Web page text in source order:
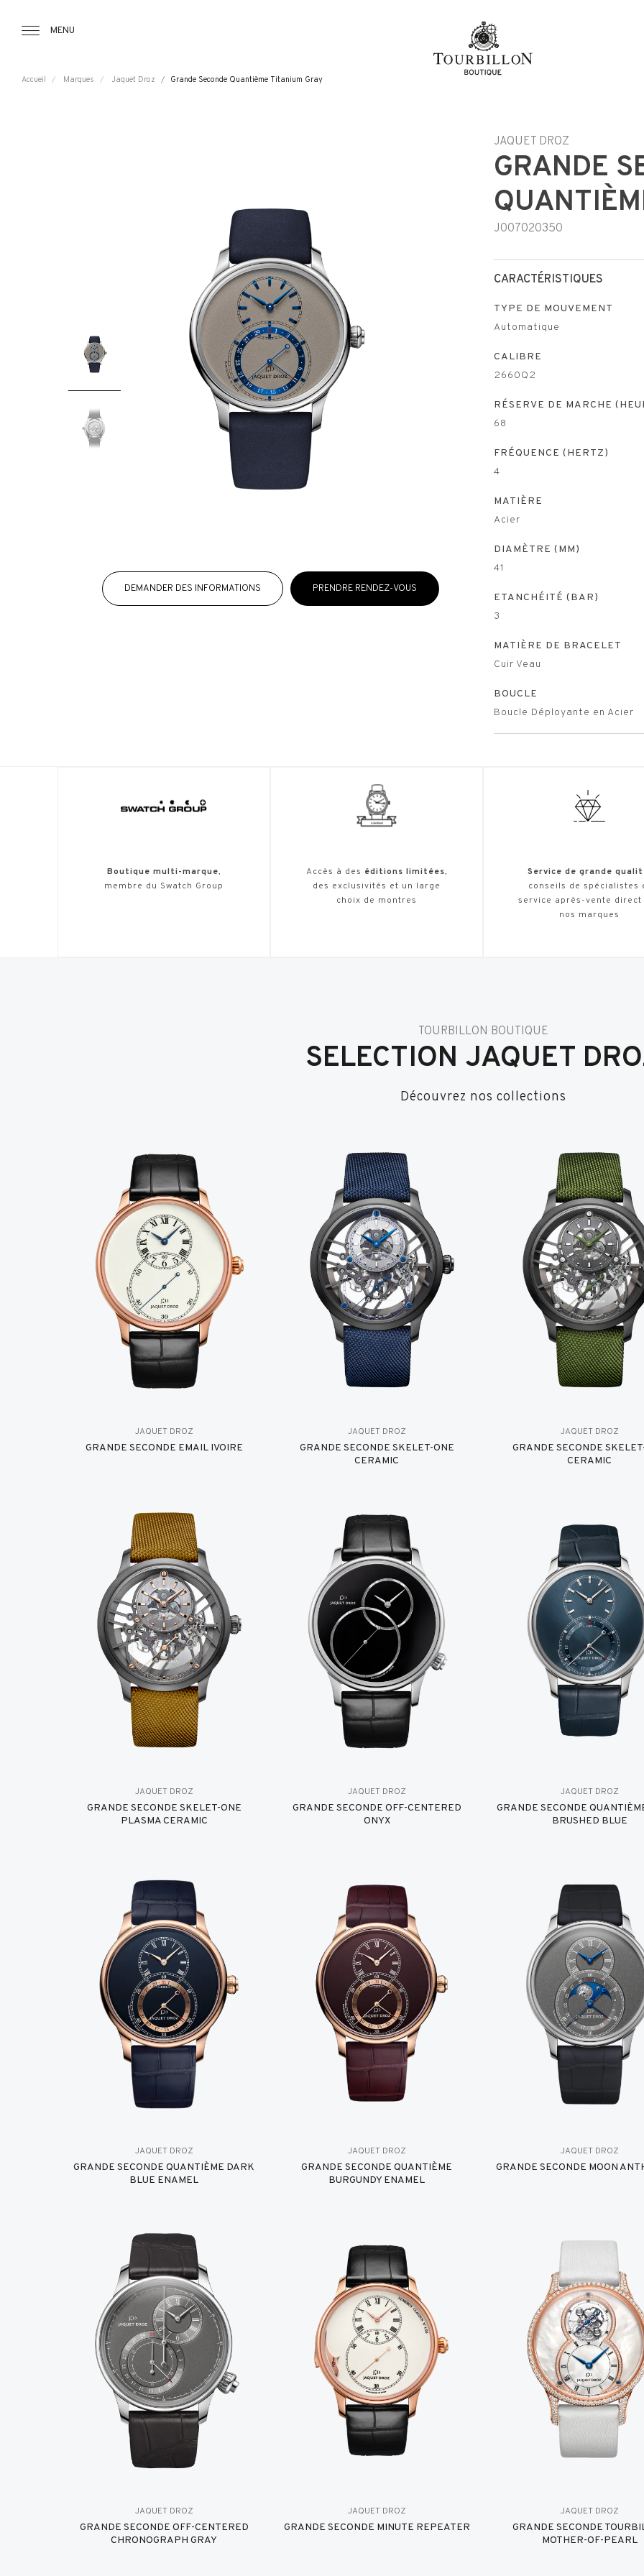
MENU
Accueil Marques Jaquet Droz Grande Seconde Quantième Titanium Gray
DEMANDER DES INFORMATIONS PRENDRE RENDEZ-VOUS
JAQUET DROZ
GRANDE
J007020350
CARACTÉRISTIQUES
TYPE DE MOUVEMENT
Automatique
CALIBRE
2660Q2
RÉSERVE DE MARCHE
68
FRÉQUENCE (HERTZ)
4
MATIÈRE
Acier
DIAMÈTRE (MM)
41
ETANCHÉITÉ (BAR)
3
MATIÈRE DE BRACELET
Cuir Veau
BOUCLE
Boucle Déployante en Acier
Boutique multi-marque,
membre du Swatch Group
Accès à des éditions limitées,
des exclusivités et un large
choix de montres
Service de grande
conseils de spécialistes
service après-vente direct
nos marques
TOURBILLON BOUTIQUE
SELECTION JAQUET
Découvrez nos collections
JAQUET DROZ
GRANDE SECONDE EMAIL IVOIRE
JAQUET DROZ
GRANDE SECONDE SKELET-ONE
CERAMIC
JAQUET DROZ
GRANDE SECONDE
CERAMIC
JAQUET DROZ
GRANDE SECONDE SKELET-ONE
PLASMA CERAMIC
JAQUET DROZ
GRANDE SECONDE OFF-CENTERED
ONYX
JAQUET DROZ
GRANDE SECONDE
BRUSHED BLUE
JAQUET DROZ
GRANDE SECONDE QUANTIÈME DARK
BLUE ENAMEL
JAQUET DROZ
GRANDE SECONDE QUANTIÈME
BURGUNDY ENAMEL
JAQUET DROZ
GRANDE SECONDE MOON
JAQUET DROZ
GRANDE SECONDE OFF-CENTERED
CHRONOGRAPH GRAY
JAQUET DROZ
GRANDE SECONDE MINUTE REPEATER
JAQUET DROZ
GRANDE SECONDE
MOTHER-OF-PEARL